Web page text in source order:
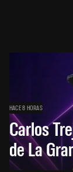
HACE 8 HORAS
Carlos
de La